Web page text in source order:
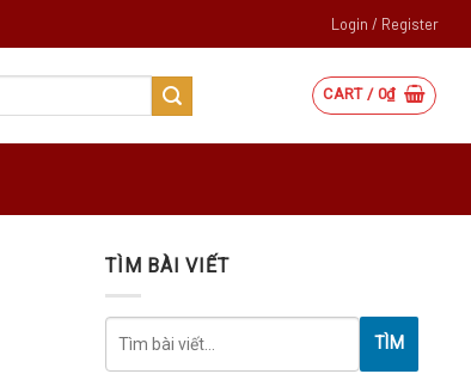
Login / Register
CART / 0₫
TÌM BÀI VIẾT
TÌM